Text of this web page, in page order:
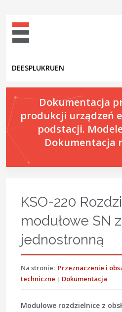
DEESPLUKRUEN
Dokumentacja
produkcji urządzeń
podstacji.
Dokumentacja
KSO-220
modułowe SN
jednostronną
Na stronie: Przeznaczenie i
techniczne
Dokumentacja
Modułowe rozdzielnice z